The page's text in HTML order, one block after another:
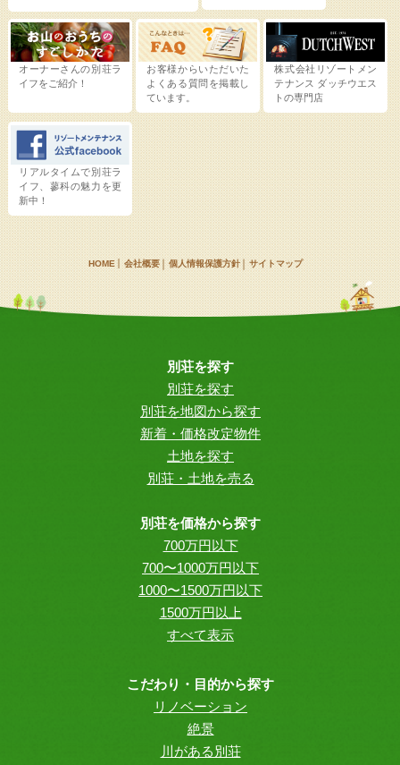
オーナーさんの別荘ラ
イフをご紹介！
お客様からいただいた
よくある質問を掲載し
ています。
株式会社リゾートメン
テナンス ダッチウエス
トの専門店
リアルタイムで別荘ラ
イフ、蓼科の魅力を更
新中！
HOME 会社概要 個人情報保護方針 サイトマップ
別荘を探す
別荘を探す
別荘を地図から探す
新着・価格改定物件
土地を探す
別荘・土地を売る
別荘を価格から探す
700万円以下
700〜1000万円以下
1000〜1500万円以下
1500万円以上
すべて表示
こだわり・目的から探す
リノベーション
絶景
川がある別荘